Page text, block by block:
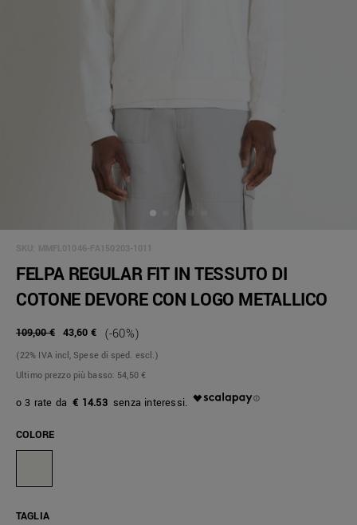
SKU: MMFL01046-FA150203-1011
FELPA REGULAR FIT IN TESSUTO DI
COTONE DEVORE CON LOGO METALLICO
109,00 € 43,60 € (-60%)
(22% IVA incl, Spese di sped. escl.)
Ultimo prezzo più basso: 54,50 €
€ 14.53
COLORE
TAGLIA